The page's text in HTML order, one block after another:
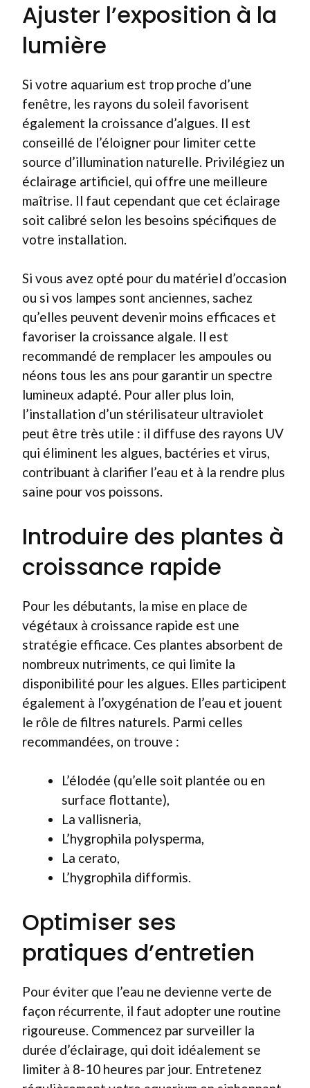
Ajuster l’exposition à la
lumière
Si votre aquarium est trop proche d’une
fenêtre, les rayons du soleil favorisent
également la croissance d’algues. Il est
conseillé de l’éloigner pour limiter cette
source d’illumination naturelle. Privilégiez un
éclairage artificiel, qui offre une meilleure
maîtrise. Il faut cependant que cet éclairage
soit calibré selon les besoins spécifiques de
votre installation.
Si vous avez opté pour du matériel d’occasion
ou si vos lampes sont anciennes, sachez
qu’elles peuvent devenir moins efficaces et
favoriser la croissance algale. Il est
recommandé de remplacer les ampoules ou
néons tous les ans pour garantir un spectre
lumineux adapté. Pour aller plus loin,
l’installation d’un stérilisateur ultraviolet
peut être très utile : il diffuse des rayons UV
qui éliminent les algues, bactéries et virus,
contribuant à clarifier l’eau et à la rendre plus
saine pour vos poissons.
Introduire des plantes à
croissance rapide
Pour les débutants, la mise en place de
végétaux à croissance rapide est une
stratégie efficace. Ces plantes absorbent de
nombreux nutriments, ce qui limite la
disponibilité pour les algues. Elles participent
également à l’oxygénation de l’eau et jouent
le rôle de filtres naturels. Parmi celles
recommandées, on trouve :
L’élodée (qu’elle soit plantée ou en
surface flottante),
La vallisneria,
L’hygrophila polysperma,
La cerato,
L’hygrophila difformis.
Optimiser ses
pratiques d’entretien
Pour éviter que l’eau ne devienne verte de
façon récurrente, il faut adopter une routine
rigoureuse. Commencez par surveiller la
durée d’éclairage, qui doit idéalement se
limiter à 8-10 heures par jour. Entretenez